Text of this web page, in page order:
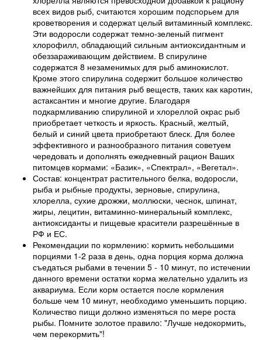
всех видов рыб, считаются хорошим подспорьем для
кроветворения и содержат целый витаминный комплекс.
Эти водоросли содержат темно-зеленый пигмент
хлорофилл, обладающий сильным антиоксидантным и
обеззараживающим действием. В спирулине
содержатся 8 незаменимых для рыб аминокислот.
Кроме этого спирулина содержит большое количество
важнейших для питания рыб веществ, таких как каротин,
астаксантин и многие другие. Благодаря
подкармливанию спирулиной и хлореллой окрас рыб
приобретает четкость и яркость. Красный, желтый,
белый и синий цвета приобретают блеск. Для более
эффективного и разнообразного питания советуем
чередовать и дополнять ежедневный рацион Ваших
питомцев кормами: «Базик», «Спектрал», «Вегетал».
Состав: концентрат растительного белка, водоросли,
рыба и рыбные продукты, зерновые, спирулина,
хлорелла, сухие дрожжи, моллюски, чеснок, шпинат,
жиры, лецитин, витаминно-минеральный комплекс,
антиоксиданты и пищевые красители разрешённые в
РФ и ЕС.
Рекомендации по кормлению: кормить небольшими
порциями 1-2 раза в день, одна порция корма должна
съедаться рыбами в течении 5 - 10 минут, по истечении
данного времени остатки корма желательно удалить из
аквариума. Если корм остается после кормления
больше чем 10 минут, необходимо уменьшить порцию.
Количество пищи должно изменяться по мере роста
рыбы. Помните золотое правило: "Лучше недокормить,
чем перекормить"!